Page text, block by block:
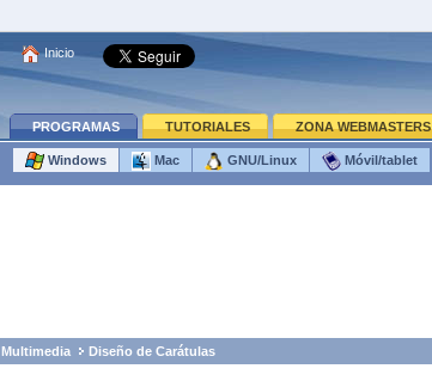
Inicio
PROGRAMAS TUTORIALES ZONA WEBMASTERS
Windows Mac GNU/Linux Móvil/tablet
Multimedia Diseño de Carátulas